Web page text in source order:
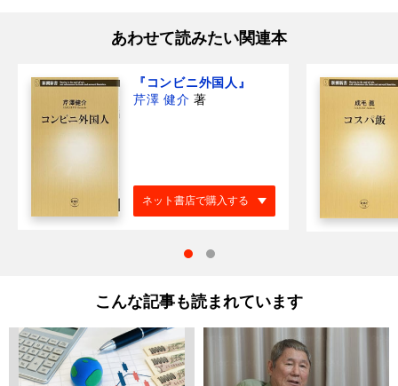
あわせて読みたい関連本
『コンビニ外国人』
芹澤 健介 著
ネット書店で購入する
こんな記事も読まれています